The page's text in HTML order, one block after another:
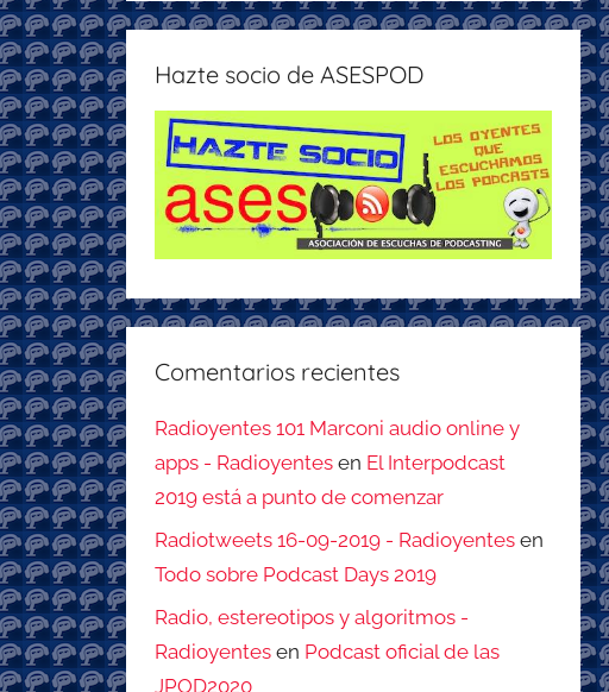
Hazte socio de ASESPOD
Comentarios recientes
Radioyentes 101 Marconi audio online y
apps - Radioyentes en El Interpodcast
2019 está a punto de comenzar
Radiotweets 16-09-2019 - Radioyentes en
Todo sobre Podcast Days 2019
Radio, estereotipos y algoritmos -
Radioyentes en Podcast oficial de las
JPOD2020